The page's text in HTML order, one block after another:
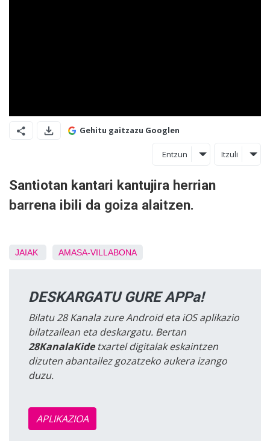
Gehitu gaitzazu Googlen
Entzun Itzuli
Santiotan kantari kantujira herrian
barrena ibili da goiza alaitzen.
JAIAK AMASA-VILLABONA
DESKARGATU GURE APPa!
Bilatu 28 Kanala zure Android eta iOS aplikazio
bilatzailean eta deskargatu. Bertan
28KanalaKidetxartel digitalak eskaintzen
dizuten abantailez gozatzeko aukera izango
duzu.
APLIKAZIOA